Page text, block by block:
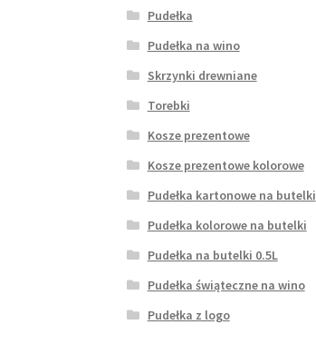
Pudełka
Pudełka na wino
Skrzynki drewniane
Torebki
Kosze prezentowe
Kosze prezentowe kolorowe
Pudełka kartonowe na butelki
Pudełka kolorowe na butelki
Pudełka na butelki 0.5L
Pudełka świąteczne na wino
Pudełka z logo